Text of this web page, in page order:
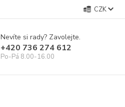
CZK
Nevíte si rady? Zavolejte.
+420 736 274 612
Po-Pá 8.00-16.00